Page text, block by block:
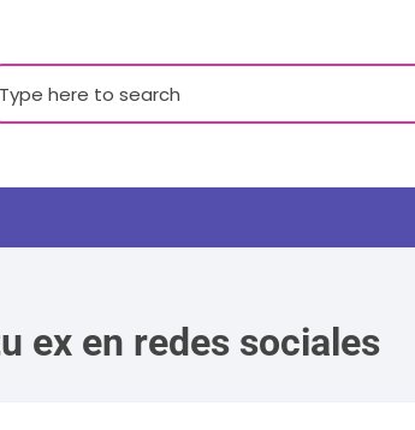
ex en redes sociales